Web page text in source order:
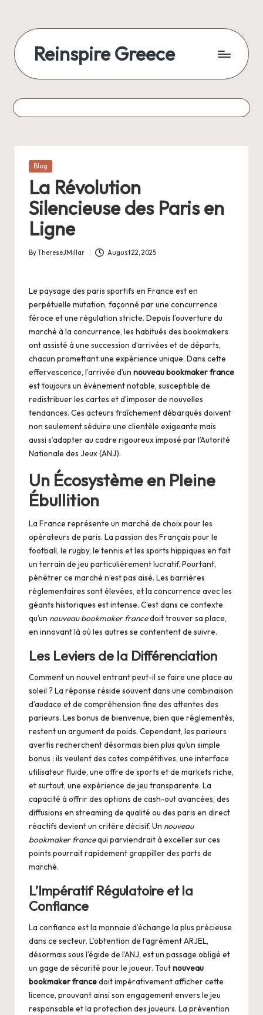
Reinspire Greece
Posted
Blog
La Révolution
Silencieuse des Paris en
Ligne
Posted
ByThereseJMillar August 22, 2025
Le paysage des paris sportifs en France est en
perpétuelle mutation, façonné par une concurrence
féroce et une régulation stricte. Depuis l’ouverture du
marché à la concurrence, les habitués des bookmakers
ont assisté à une succession d’arrivées et de départs,
chacun promettant une expérience unique. Dans cette
effervescence, l’arrivée d’un nouveau bookmaker france
est toujours un événement notable, susceptible de
redistribuer les cartes et d’imposer de nouvelles
tendances. Ces acteurs fraîchement débarqués doivent
non seulement séduire une clientèle exigeante mais
aussi s’adapter au cadre rigoureux imposé par l’Autorité
Nationale des Jeux (ANJ).
Un Écosystème en Pleine
Ébullition
La France représente un marché de choix pour les
opérateurs de paris. La passion des Français pour le
football, le rugby, le tennis et les sports hippiques en fait
un terrain de jeu particulièrement lucratif. Pourtant,
pénétrer ce marché n’est pas aisé. Les barrières
réglementaires sont élevées, et la concurrence avec les
géants historiques est intense. C’est dans ce contexte
qu’un nouveau bookmaker francedoit trouver sa place,
en innovant là où les autres se contentent de suivre.
Les Leviers de la Différenciation
Comment un nouvel entrant peut-il se faire une place au
soleil ? La réponse réside souvent dans une combinaison
d’audace et de compréhension fine des attentes des
parieurs. Les bonus de bienvenue, bien que réglementés,
restent un argument de poids. Cependant, les parieurs
avertis recherchent désormais bien plus qu’un simple
bonus : ils veulent des cotes compétitives, une interface
utilisateur fluide, une offre de sports et de markets riche,
et surtout, une expérience de jeu transparente. La
capacité à offrir des options de cash-out avancées, des
diffusions en streaming de qualité ou des paris en direct
réactifs devient un critère décisif. Un nouveau
bookmaker francequi parviendrait à exceller sur ces
points pourrait rapidement grappiller des parts de
marché.
L’Impératif Régulatoire et la
Confiance
La confiance est la monnaie d’échange la plus précieuse
dans ce secteur. L’obtention de l’agrément ARJEL,
désormais sous l’égide de l’ANJ, est un passage obligé et
un gage de sécurité pour le joueur. Toutnouveau
bookmaker francedoit impérativement afficher cette
licence, prouvant ainsi son engagement envers le jeu
responsable et la protection des joueurs. La prévention